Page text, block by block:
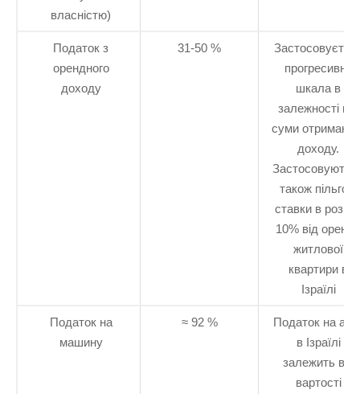
власністю)
Податок з
орендного
доходу
31-50 %
прогресивна
шкала в
залежності від
суми
доходу.
також пільгові
ставки в
10% від оренди
житлової
квартири в
Ізраїлі
Податок на
машину
≈ 92 %
Податок на
в Ізраїлі
залежить від
вартості